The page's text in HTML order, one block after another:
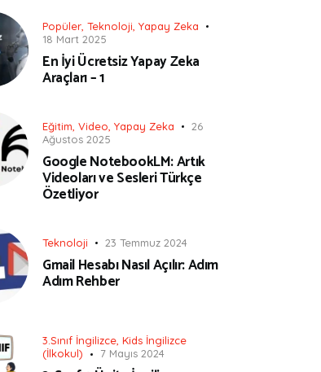
Popüler Teknoloji Yapay Zeka
18 Mart 2025
En İyi Ücretsiz Yapay Zeka
Araçları – 1
Eğitim Video Yapay Zeka
26
Ağustos 2025
Google NotebookLM: Artık
Videoları ve Sesleri Türkçe
Özetliyor
Teknoloji 23 Temmuz 2024
Gmail Hesabı Nasıl Açılır: Adım
Adım Rehber
3.Sınıf İngilizce, Kids İngilizce
(İlkokul)
7 Mayıs 2024